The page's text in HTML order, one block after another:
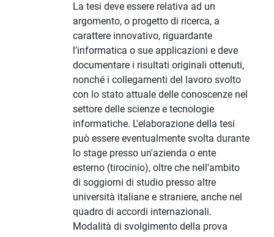
La tesi deve essere relativa ad un
argomento, o progetto di ricerca, a
carattere innovativo, riguardante
l'informatica o sue applicazioni e deve
documentare i risultati originali ottenuti,
nonché i collegamenti del lavoro svolto
con lo stato attuale delle conoscenze nel
settore delle scienze e tecnologie
informatiche. L'elaborazione della tesi
può essere eventualmente svolta durante
lo stage presso un'azienda o ente
esterno (tirocinio), oltre che nell'ambito
di soggiorni di studio presso altre
università italiane e straniere, anche nel
quadro di accordi internazionali.
Modalità di svolgimento della prova